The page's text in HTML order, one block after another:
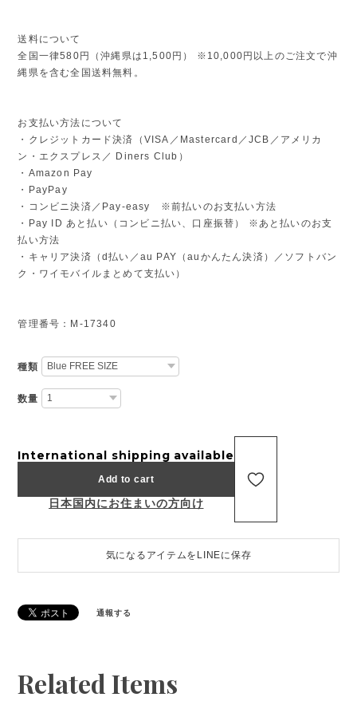
送料について
全国一律580円（沖縄県は1,500円） ※10,000円以上のご注文で沖
縄県を含む全国送料無料。
お支払い方法について
・クレジットカード決済（VISA／Mastercard／JCB／アメリカ
ン・エクスプレス／ Diners Club）
・Amazon Pay
・PayPay
・コンビニ決済／Pay-easy ※前払いのお支払い方法
・Pay ID あと払い（コンビニ払い、口座振替） ※あと払いのお支
払い方法
・キャリア決済（d払い／au PAY（auかんたん決済）／ソフトバン
ク・ワイモバイルまとめて支払い）
管理番号：M-17340
種類
数量
International shipping available
Add to cart
日本国内にお住まいの方向け
気になるアイテムをLINEに保存
通報する
Related Items